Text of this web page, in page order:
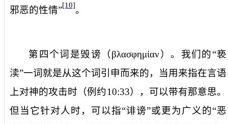
邪恶的性情”[10]。
第四个词是毁谤 （βλασφημίαν ）。我们的“亵
渎”一词就是从这个词引申而来的，当用来指在言语
上对神的攻击时（例约10:33），可以带有那意思。
但当它针对人时，可以指“诽谤”或更为广义的“恶